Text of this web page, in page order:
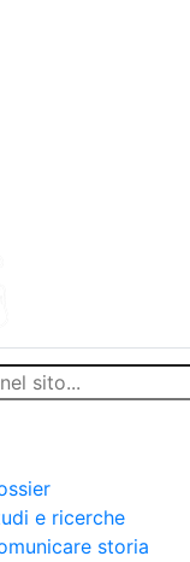
e ricerche
storia